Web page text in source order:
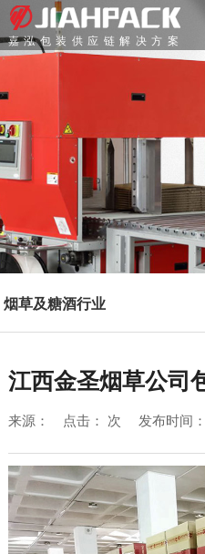
嘉泓包装供应链解决方案
烟草及糖酒行业
江西金圣烟草公司
来源： 点击： 次 发布时间